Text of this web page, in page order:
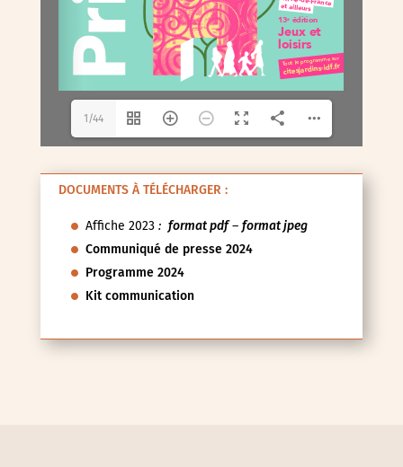
1/44
DOCUMENTS À TÉLÉCHARGER :
Affiche 2023: format pdf– format jpeg
Communiqué de presse 2024
Programme 2024
Kit communication